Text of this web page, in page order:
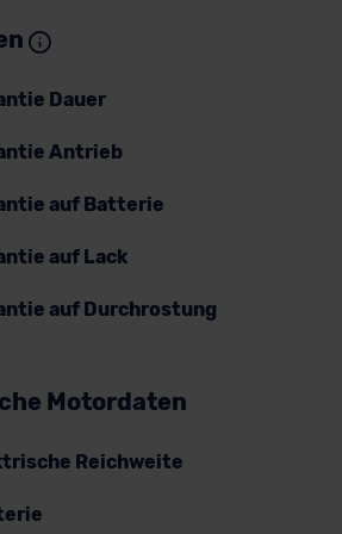
Dauer
Antrieb
auf Batterie
auf Lack
auf Durchrostung
Motordaten
Reichweite